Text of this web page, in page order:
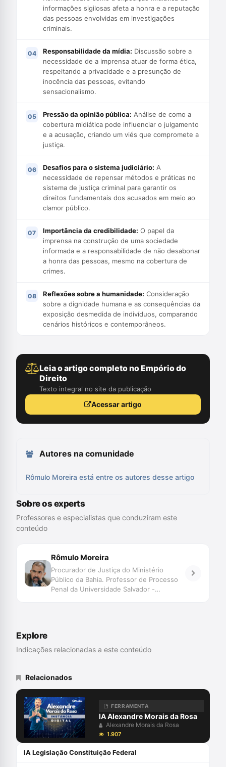
informações sigilosas afeta a honra e a reputação
das pessoas envolvidas em investigações
criminais.
Responsabilidade da mídia: Discussão sobre a
necessidade de a imprensa atuar de forma ética,
respeitando a privacidade e a presunção de
inocência das pessoas, evitando
sensacionalismo.
Pressão da opinião pública: Análise de como a
cobertura midiática pode influenciar o julgamento
e a acusação, criando um viés que compromete a
justiça.
Desafios para o sistema judiciário: A
necessidade de repensar métodos e práticas no
sistema de justiça criminal para garantir os
direitos fundamentais dos acusados em meio ao
clamor público.
Importância da credibilidade: O papel da
imprensa na construção de uma sociedade
informada e a responsabilidade de não desabonar
a honra das pessoas, mesmo na cobertura de
crimes.
Reflexões sobre a humanidade: Consideração
sobre a dignidade humana e as consequências da
exposição desmedida de indivíduos, comparando
cenários históricos e contemporâneos.
Leia o artigo completo no Empório do
Direito
Texto integral no site da publicação
Acessar artigo
Autores na comunidade
Rômulo Moreira está entre os autores desse artigo
Sobre os experts
Professores e especialistas que conduziram este
conteúdo
Rômulo Moreira
Procurador de Justiça do Ministério
Público da Bahia. Professor de Processo
Penal da Universidade Salvador -
Explore
Indicações relacionadas a este conteúdo
Relacionados
FERRAMENTA
IA Alexandre Morais da Rosa
Alexandre Morais da Rosa
1.907
IA Legislação Constituição Federal